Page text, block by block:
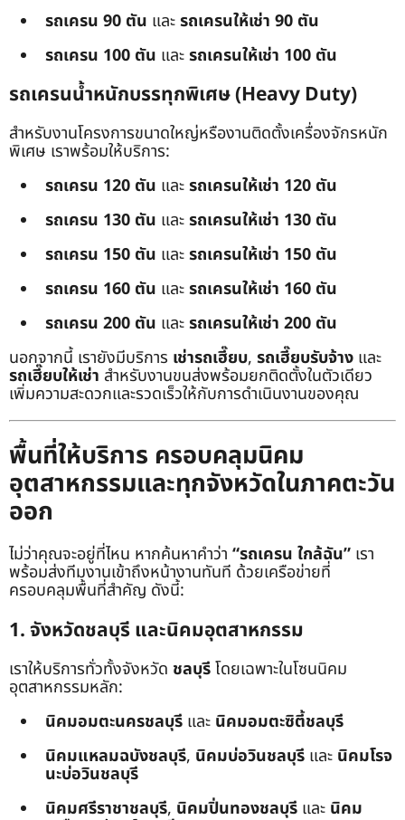
รถเครน 90 ตัน และรถเครนให้เช่า 90 ตัน
รถเครน 100 ตัน และรถเครนให้เช่า 100 ตัน
รถเครนน้ำหนักบรรทุกพิเศษ (Heavy Duty)
สำหรับงานโครงการขนาดใหญ่หรืองานติดตั้งเครื่องจักรหนัก
พิเศษ เราพร้อมให้บริการ:
รถเครน 120 ตัน และรถเครนให้เช่า 120 ตัน
รถเครน 130 ตัน และรถเครนให้เช่า 130 ตัน
รถเครน 150 ตัน และรถเครนให้เช่า 150 ตัน
รถเครน 160 ตัน และรถเครนให้เช่า 160 ตัน
รถเครน 200 ตัน และรถเครนให้เช่า 200 ตัน
นอกจากนี้ เรายังมีบริการ เช่ารถเฮี๊ยบ, รถเฮี๊ยบรับจ้าง และ
รถเฮี๊ยบให้เช่า สำหรับงานขนส่งพร้อมยกติดตั้งในตัวเดียว
เพิ่มความสะดวกและรวดเร็วให้กับการดำเนินงานของคุณ
พื้นที่ให้บริการ ครอบคลุมนิคม
อุตสาหกรรมและทุกจังหวัดในภาคตะวัน
ออก
ไม่ว่าคุณจะอยู่ที่ไหน หากค้นหาคำว่า “รถเครน ใกล้ฉัน” เรา
พร้อมส่งทีมงานเข้าถึงหน้างานทันที ด้วยเครือข่ายที่
ครอบคลุมพื้นที่สำคัญ ดังนี้:
1. จังหวัดชลบุรี และนิคมอุตสาหกรรม
เราให้บริการทั่วทั้งจังหวัด ชลบุรีโดยเฉพาะในโซนนิคม
อุตสาหกรรมหลัก:
นิคมอมตะนครชลบุรี และ นิคมอมตะซิตี้ชลบุรี
นิคมแหลมฉบังชลบุรี, นิคมบ่อวินชลบุรี และ นิคมโรจ
นะบ่อวินชลบุรี
นิคมศรีราชาชลบุรี, นิคมปิ่นทองชลบุรี และ นิคม